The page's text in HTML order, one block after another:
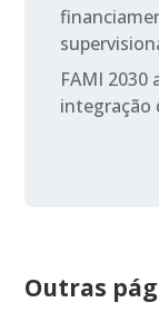
FAMI 2030
integração
Outras